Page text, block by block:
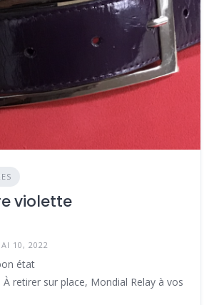
violette
10, 2022
état
: À retirer sur place, Mondial Relay à vos